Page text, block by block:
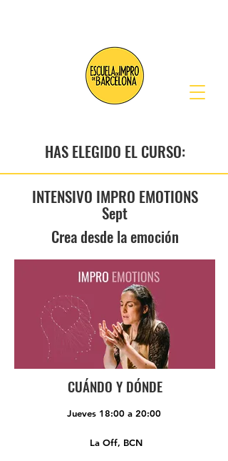
HAS ELEGIDO EL CURSO:
INTENSIVO IMPRO EMOTIONS
Sept
Crea desde la emoción
CUÁNDO Y DÓNDE
Jueves 18:00 a 20:00
La Off, BCN